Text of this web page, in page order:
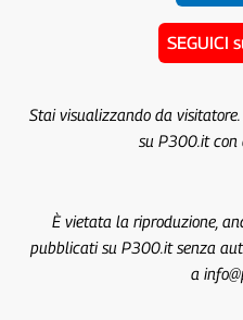
SEGUICI
Stai visualizzando da visitatore.
su P300.it con
È vietata la riproduzione,
pubblicati su P300.it senza
a